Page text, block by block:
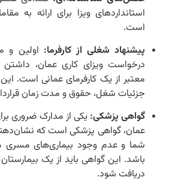
استانداردهای ویزا برای ارائه به
است.
پیشنهاد شغلی از کارفرما: اولین و
درخواست ویزای کاری عمان،
معتبر از یک کارفرمای عمانی است.
جزئیات شغل، حقوق و مدت زمان
گواهی پزشکی: یکی از مدارک ضروری
عمان، گواهی پزشکی است که
شما و عدم وجود بیماری‌های مسری
باشد. این گواهی باید از یک
دریافت شود.